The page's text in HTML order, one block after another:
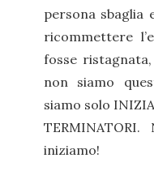
persona sbaglia
ricommettere
fosse
non siamo
siamo solo
iniziamo!